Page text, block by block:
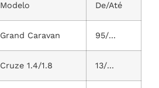
Modelo De/Até
Grand Caravan 95/...
Cruze 1.4/1.8 13/...